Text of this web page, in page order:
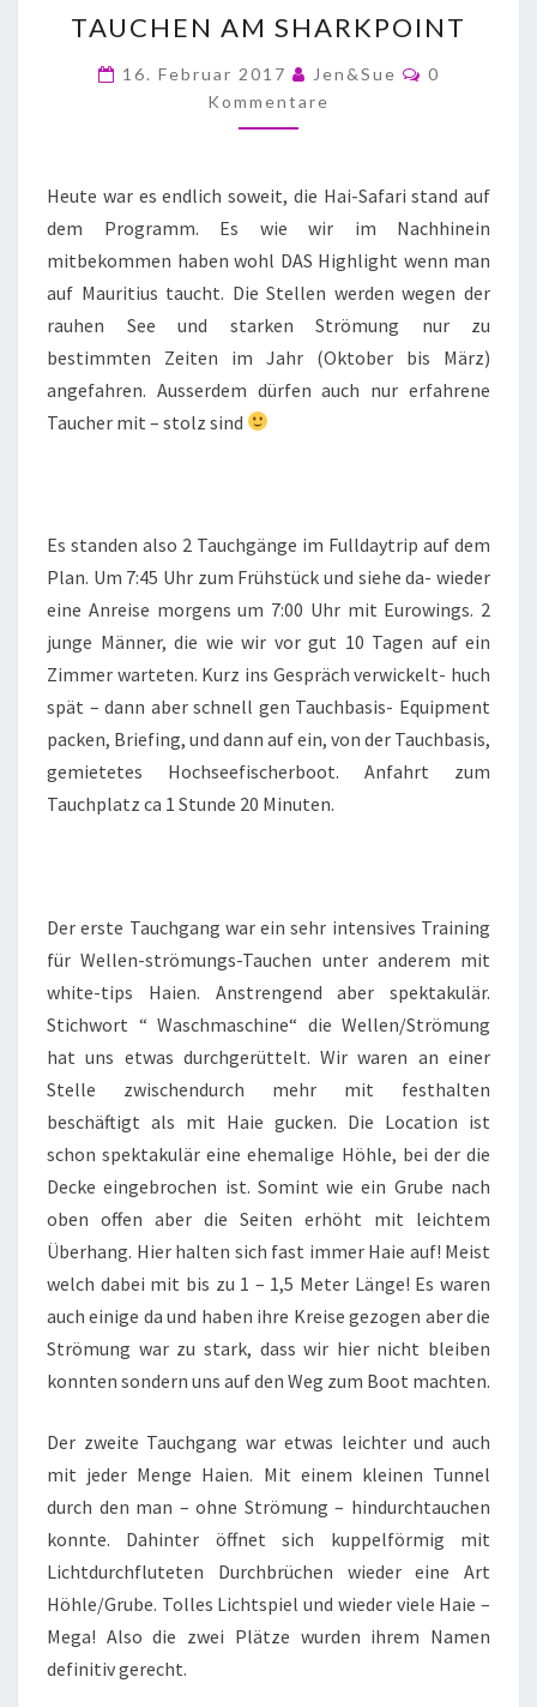
TAUCHEN AM SHARKPOINT
16. Februar 2017 Jen&Sue
0
Kommentare
Heute war es endlich soweit, die Hai-Safari stand auf
dem Programm. Es wie wir im Nachhinein
mitbekommen haben wohl DAS Highlight wenn man
auf Mauritius taucht. Die Stellen werden wegen der
rauhen See und starken Strömung nur zu
bestimmten Zeiten im Jahr (Oktober bis März)
angefahren. Ausserdem dürfen auch nur erfahrene
Taucher mit – stolz sind
Es standen also 2 Tauchgänge im Fulldaytrip auf dem
Plan. Um 7:45 Uhr zum Frühstück und siehe da- wieder
eine Anreise morgens um 7:00 Uhr mit Eurowings. 2
junge Männer, die wie wir vor gut 10 Tagen auf ein
Zimmer warteten. Kurz ins Gespräch verwickelt- huch
spät – dann aber schnell gen Tauchbasis- Equipment
packen, Briefing, und dann auf ein, von der Tauchbasis,
gemietetes Hochseefischerboot. Anfahrt zum
Tauchplatz ca 1 Stunde 20 Minuten.
Der erste Tauchgang war ein sehr intensives Training
für Wellen-strömungs-Tauchen unter anderem mit
white-tips Haien. Anstrengend aber spektakulär.
Stichwort “ Waschmaschine“ die Wellen/Strömung
hat uns etwas durchgerüttelt. Wir waren an einer
Stelle zwischendurch mehr mit festhalten
beschäftigt als mit Haie gucken. Die Location ist
schon spektakulär eine ehemalige Höhle, bei der die
Decke eingebrochen ist. Somint wie ein Grube nach
oben offen aber die Seiten erhöht mit leichtem
Überhang. Hier halten sich fast immer Haie auf! Meist
welch dabei mit bis zu 1 – 1,5 Meter Länge! Es waren
auch einige da und haben ihre Kreise gezogen aber die
Strömung war zu stark, dass wir hier nicht bleiben
konnten sondern uns auf den Weg zum Boot machten.
Der zweite Tauchgang war etwas leichter und auch
mit jeder Menge Haien. Mit einem kleinen Tunnel
durch den man – ohne Strömung – hindurchtauchen
konnte. Dahinter öffnet sich kuppelförmig mit
Lichtdurchfluteten Durchbrüchen wieder eine Art
Höhle/Grube. Tolles Lichtspiel und wieder viele Haie –
Mega! Also die zwei Plätze wurden ihrem Namen
definitiv gerecht.